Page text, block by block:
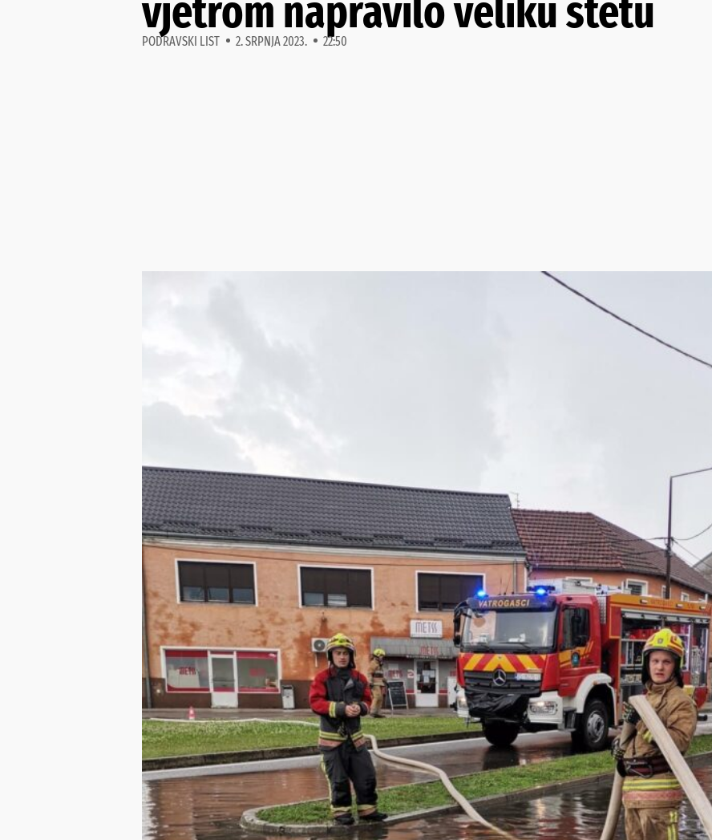
vjetrom napravilo veliku štetu
PODRAVSKI LIST 2. SRPNJA 2023. 22:50